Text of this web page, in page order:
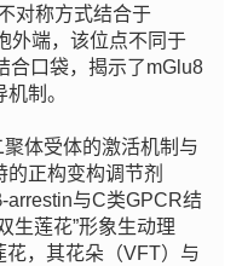
对称方式结合于
外端，该位点不同于
合口袋，揭示了mGlu8
制。
体受体的激活机制与
正构变构调节剂
arrestin与C类GPCR结
生莲花”形象生动理
，其花朵（VFT）与